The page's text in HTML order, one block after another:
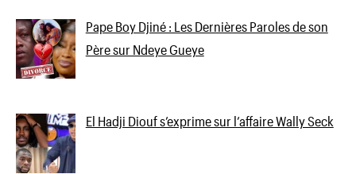
Pape Boy Djiné : Les Dernières Paroles de son
Père sur Ndeye Gueye
El Hadji Diouf s’exprime sur l’affaire Wally Seck